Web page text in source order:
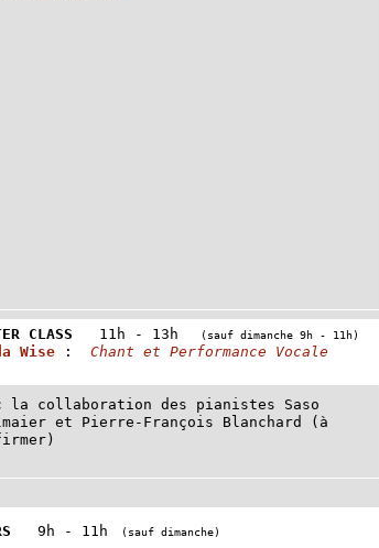
CLASS 11h - 13h (sauf dimanche 9h - 11h)
Wise : Chant et Performance Vocale
la collaboration des pianistes Saso
et Pierre-François Blanchard (à
9h - 11h (sauf dimanche)